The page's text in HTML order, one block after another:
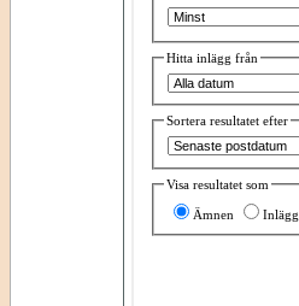
Hitta inlägg från
Sortera resultatet efter
Visa resultatet som
Ämnen Inlägg